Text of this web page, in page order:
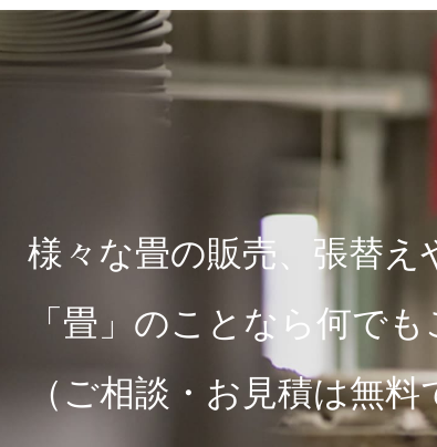
様々な畳の販売、張替え
「畳」のことなら何で
（ご相談・お見積は無料